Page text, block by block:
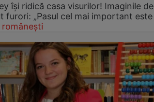
își ridică casa visurilor! Imaginile de
furori: „Pasul cel mai important este
românești